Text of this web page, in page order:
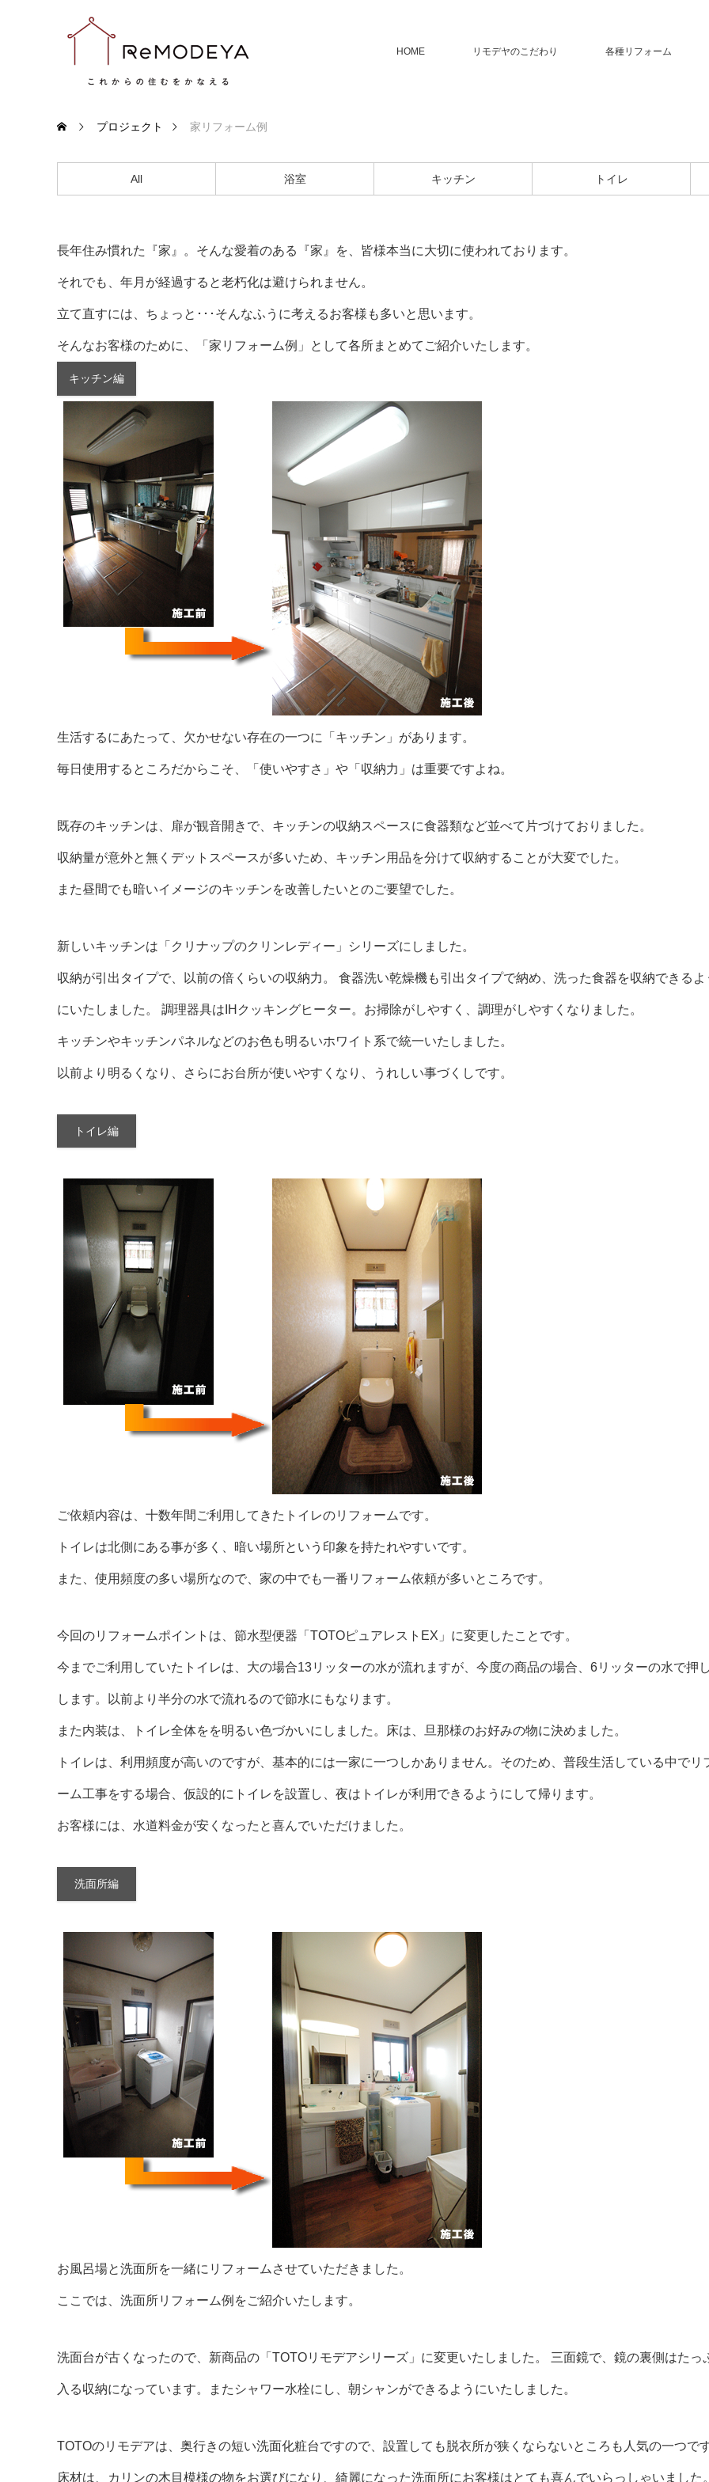
HOME リモデヤのこだわり 各種リフォーム
プロジェクト 家リフォーム例
All 浴室 キッチン トイレ
長年住み慣れた『家』。そんな愛着のある『家』を、皆様本当に大切に使われております。
それでも、年月が経過すると老朽化は避けられません。
立て直すには、ちょっと･･･そんなふうに考えるお客様も多いと思います。
そんなお客様のために、「家リフォーム例」として各所まとめてご紹介いたします。
キッチン編
生活するにあたって、欠かせない存在の一つに「キッチン」があります。
毎日使用するところだからこそ、「使いやすさ」や「収納力」は重要ですよね。
既存のキッチンは、扉が観音開きで、キッチンの収納スペースに食器類など並べて片づけておりました。
収納量が意外と無くデットスペースが多いため、キッチン用品を分けて収納することが大変でした。
また昼間でも暗いイメージのキッチンを改善したいとのご要望でした。
新しいキッチンは「クリナップのクリンレディー」シリーズにしました。
収納が引出タイプで、以前の倍くらいの収納力。 食器洗い乾燥機も引出タイプで納め、洗った食器を収納できるよ
にいたしました。 調理器具はIHクッキングヒーター。お掃除がしやすく、調理がしやすくなりました。
キッチンやキッチンパネルなどのお色も明るいホワイト系で統一いたしました。
以前より明るくなり、さらにお台所が使いやすくなり、うれしい事づくしです。
トイレ編
ご依頼内容は、十数年間ご利用してきたトイレのリフォームです。
トイレは北側にある事が多く、暗い場所という印象を持たれやすいです。
また、使用頻度の多い場所なので、家の中でも一番リフォーム依頼が多いところです。
今回のリフォームポイントは、節水型便器「TOTOピュアレストEX」に変更したことです。
今までご利用していたトイレは、大の場合13リッターの水が流れますが、今度の商品の場合、6リッターの水で押
します。以前より半分の水で流れるので節水にもなります。
また内装は、トイレ全体をを明るい色づかいにしました。床は、旦那様のお好みの物に決めました。
トイレは、利用頻度が高いのですが、基本的には一家に一つしかありません。そのため、普段生活している中でリ
ーム工事をする場合、仮設的にトイレを設置し、夜はトイレが利用できるようにして帰ります。
お客様には、水道料金が安くなったと喜んでいただけました。
洗面所編
お風呂場と洗面所を一緒にリフォームさせていただきました。
ここでは、洗面所リフォーム例をご紹介いたします。
洗面台が古くなったので、新商品の「TOTOリモデアシリーズ」に変更いたしました。 三面鏡で、鏡の裏側はたっ
入る収納になっています。またシャワー水栓にし、朝シャンができるようにいたしました。
TOTOのリモデアは、奥行きの短い洗面化粧台ですので、設置しても脱衣所が狭くならないところも人気の一つで
床材は、カリンの木目模様の物をお選びになり、綺麗になった洗面所にお客様はとても喜んでいらっしゃいました